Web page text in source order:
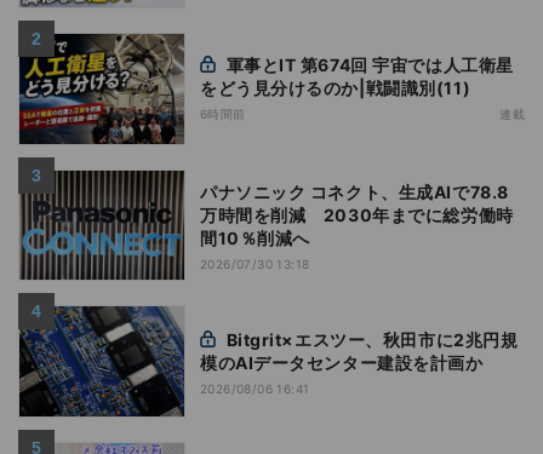
をどう見分けるのか|戦闘識別(11)
6時間前 連載
パナソニック コネクト、生成AIで78.8
万時間を削減 2030年までに総労働時
間10％削減へ
2026/07/30 13:18
模のAIデータセンター建設を計画か
2026/08/06 16:41